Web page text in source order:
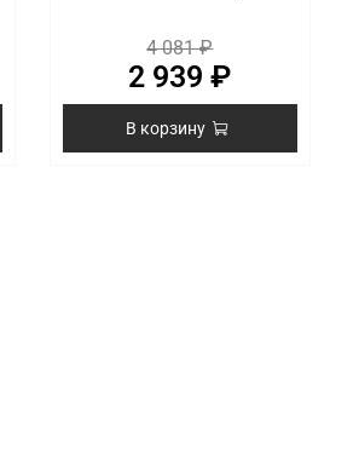
4 081 ₽
2 939 ₽
В корзину